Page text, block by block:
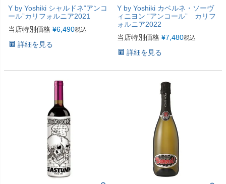
Y by Yoshiki シャルドネ“アンコ
ール”カリフォルニア2021
当店特別価格 ¥6,490税込
詳細を見る
Y by Yoshiki カベルネ・ソーヴ
ィニヨン “アンコール” カリフ
ォルニア2022
当店特別価格 ¥7,480税込
詳細を見る